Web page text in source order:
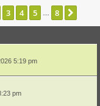
de
3 4 5 8
5:19 pm
pm